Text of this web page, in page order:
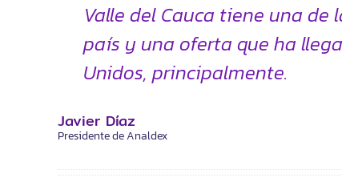
Valle del Cauca tiene una
país y una oferta que ha
Unidos, principalmente.
Javier Díaz
Presidente de Analdex